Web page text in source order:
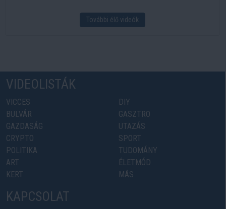
További élő videók
VIDEOLISTÁK
VICCES
BULVÁR
GAZDASÁG
CRYPTO
POLITIKA
ART
KERT
DIY
GASZTRO
UTAZÁS
SPORT
TUDOMÁNY
ÉLETMÓD
MÁS
KAPCSOLAT